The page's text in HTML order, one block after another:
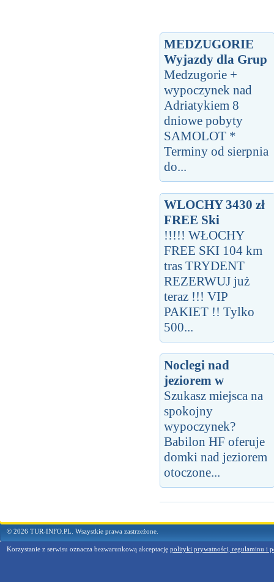
MEDZUGORIE
Wyjazdy dla Grup
Medzugorie +
wypoczynek nad
Adriatykiem 8
dniowe pobyty
SAMOLOT *
Terminy od sierpnia
do...
WLOCHY 3430 zł
FREE Ski
!!!!! WŁOCHY
FREE SKI 104 km
tras TRYDENT
REZERWUJ już
teraz !!! VIP
PAKIET !! Tylko
500...
Noclegi nad
jeziorem w
Szukasz miejsca na
spokojny
wypoczynek?
Babilon HF oferuje
domki nad jeziorem
otoczone...
© 2026 TUR-INFO.PL. Wszystkie prawa zastrzeżone.
Korzystanie z serwisu oznacza bezwarunkową akceptację polityki prywatności, regulaminu i